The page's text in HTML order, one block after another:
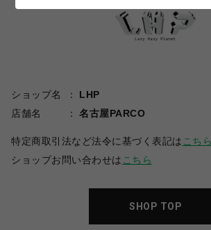
ショップ名
LHP
店舗名
名古屋PARCO
特定商取引法など法令に基づく表記は こちら
ショップお問い合わせは こちら
SHOP TOP